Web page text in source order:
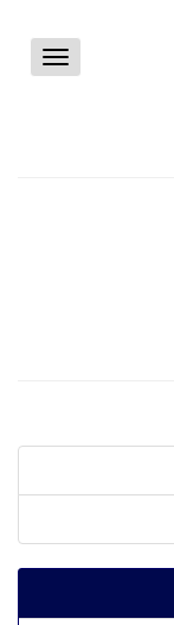
Toggle